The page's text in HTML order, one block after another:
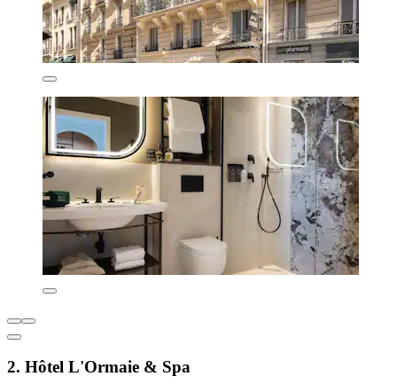
2. Hôtel L'Ormaie & Spa